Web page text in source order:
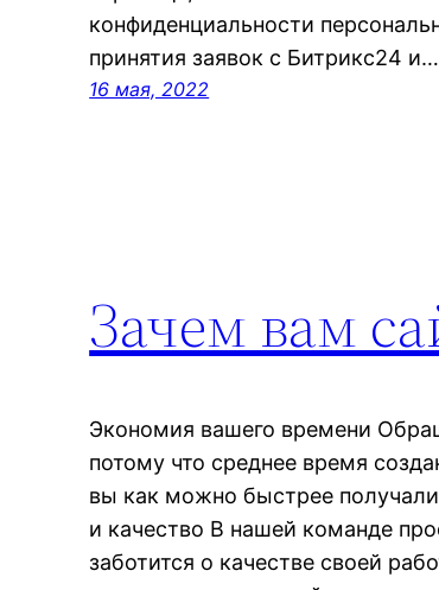
конфиденциальности
принятия заявок с Битрикс24 и…
16 мая, 2022
Зачем вам
Экономия вашего времени
потому что среднее время
вы как можно быстрее
и качество В нашей команде
заботится о качестве своей